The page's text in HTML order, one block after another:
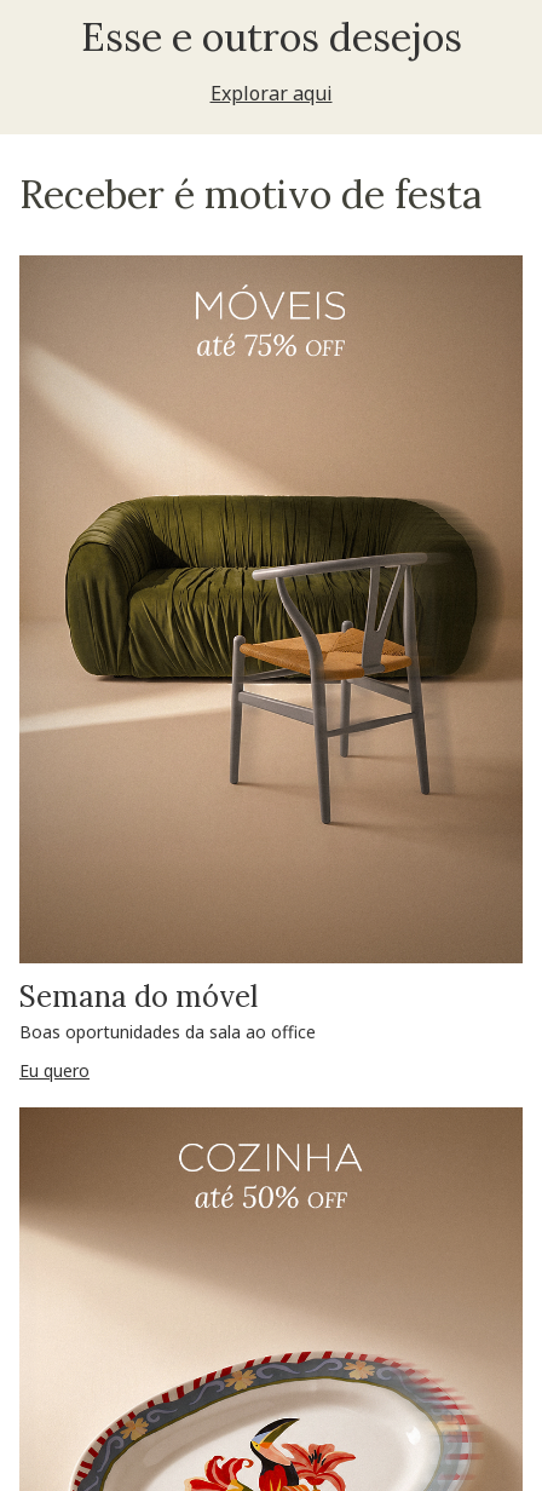
Esse e outros desejos
Explorar aqui
Receber é motivo de festa
Semana do móvel
Boas oportunidades da sala ao office
Eu quero